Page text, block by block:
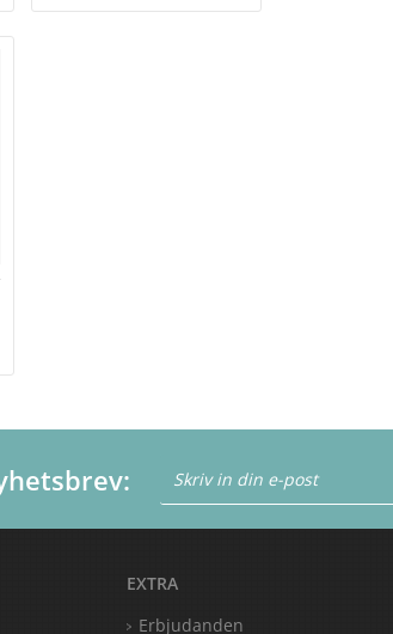
EXTRA
Erbjudanden